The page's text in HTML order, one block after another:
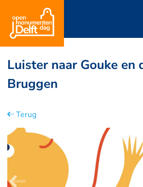
Luister naar Gouke en
Bruggen
Terug